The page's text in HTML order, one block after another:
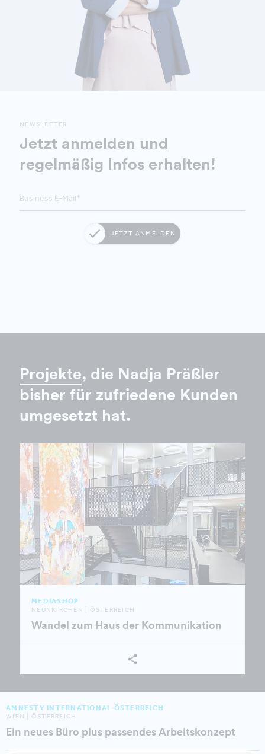
NEWSLETTER
Jetzt anmelden und
regelmäßig Infos erhalten!
JETZT ANMELDEN
Projekte, die Nadja Präßler
bisher für zufriedene Kunden
umgesetzt hat.
MEDIASHOP
NEUNKIRCHEN | ÖSTERREICH
Wandel zum Haus der Kommunikation
AMNESTY INTERNATIONAL ÖSTERREICH
WIEN | ÖSTERREICH
Ein neues Büro plus passendes Arbeitskonzept